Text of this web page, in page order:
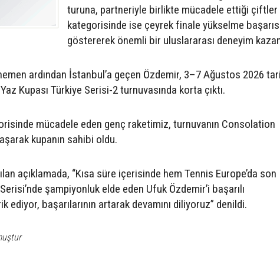
turuna, partneriyle birlikte mücadele ettiği çiftler
kategorisinde ise çeyrek finale yükselme
göstererek önemli bir uluslararası deneyim
ardından İstanbul’a geçen Özdemir, 3–7 Ağustos 2026
Kupası Türkiye Serisi-2 turnuvasında korta çıktı.
mücadele eden genç raketimiz, turnuvanın Consolation
kupanın sahibi oldu.
açıklamada, “Kısa süre içerisinde hem Tennis Europe’da son
şampiyonluk elde eden Ufuk Özdemir’i başarılı
ediyor, başarılarının artarak devamını diliyoruz” denildi.